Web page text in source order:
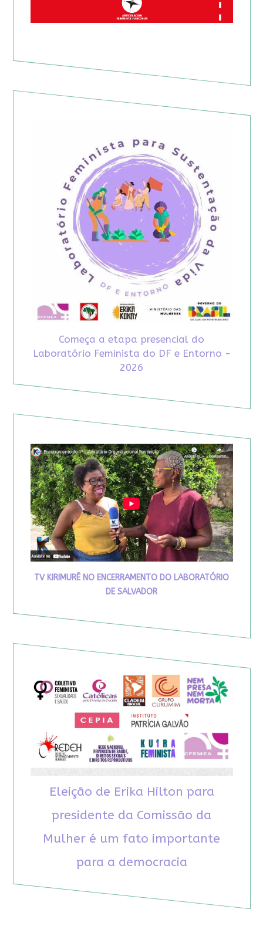
Começa a etapa presencial do
Laboratório Feminista do DF e Entorno -
2026
TV KIRIMURÊ NO ENCERRAMENTO DO LABORATÓRIO
DE SALVADOR
Eleição de Erika Hilton para
presidente da Comissão da
Mulher é um fato importante
para a democracia